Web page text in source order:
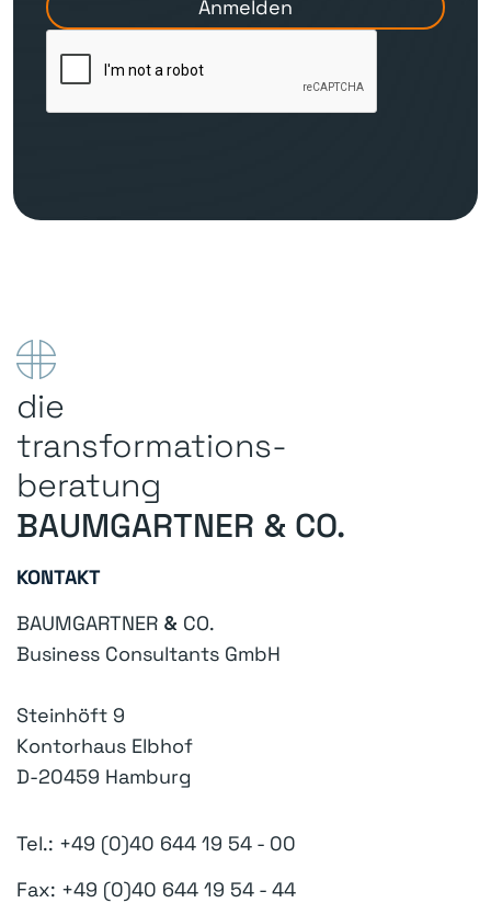
die
transformations-
beratung
BAUMGARTNER & CO.
KONTAKT
BAUMGARTNER & CO.
Business Consultants GmbH
Steinhöft 9
Kontorhaus Elbhof
D-20459 Hamburg
Tel.: +49 (0)40 644 19 54 - 00
Fax: +49 (0)40 644 19 54 - 44